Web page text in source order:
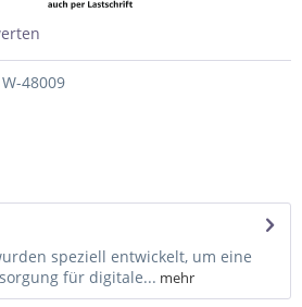
W-48009
speziell entwickelt, um eine
für digitale... mehr